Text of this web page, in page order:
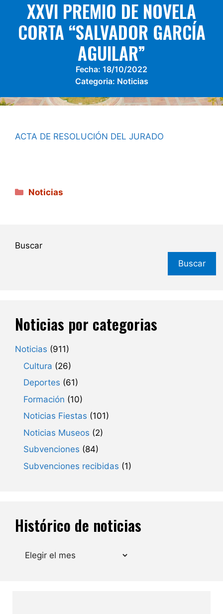
XXVI PREMIO DE NOVELA
CORTA “SALVADOR GARCÍA
AGUILAR”
Fecha: 18/10/2022
Categoria: Noticias
ACTA DE RESOLUCIÓN DEL JURADO
Categorías
Noticias
Buscar
Buscar
Noticias por categorias
Noticias (911)
Cultura (26)
Deportes (61)
Formación (10)
Noticias Fiestas (101)
Noticias Museos (2)
Subvenciones (84)
Subvenciones recibidas (1)
Histórico de noticias
Archivos